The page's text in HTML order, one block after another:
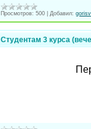
Просмотров: 500 Добавил:
Студентам 3 курса